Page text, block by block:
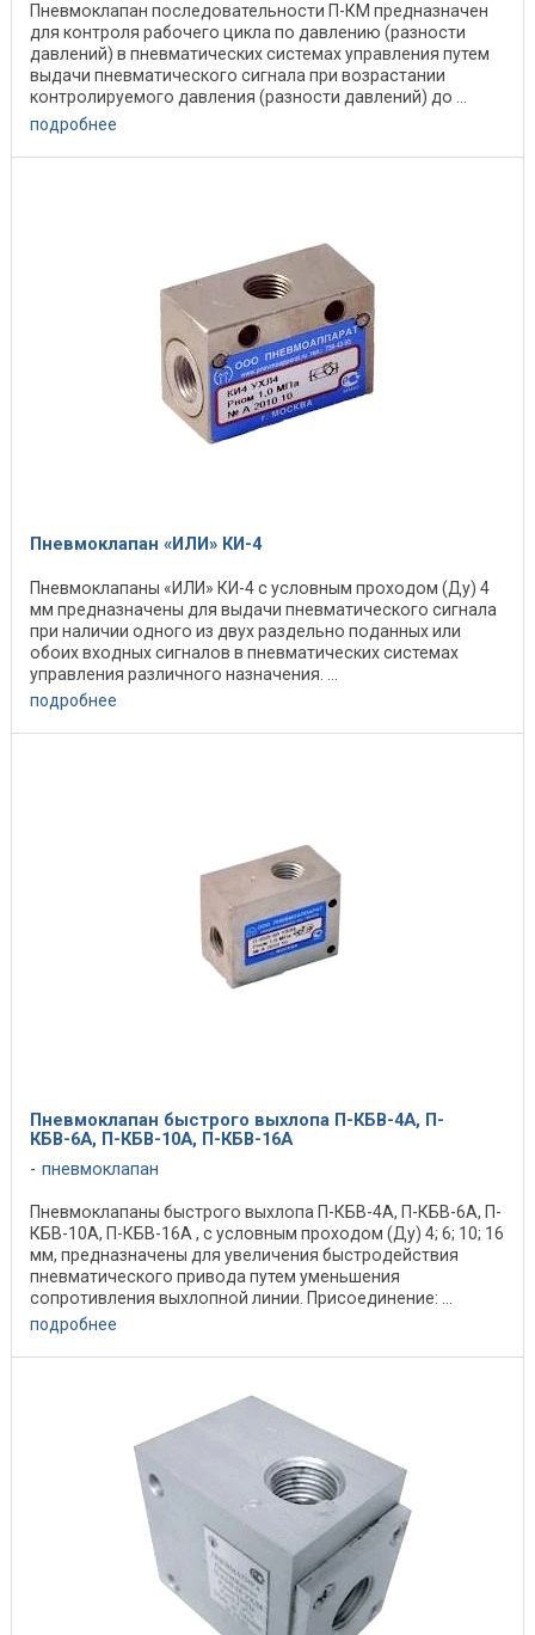
Пневмоклапан последовательности П-КМ предназначен
для контроля рабочего цикла по давлению (разности
давлений) в пневматических системах управления путем
выдачи пневматического сигнала при возрастании
контролируемого давления (разности давлений) до ...
подробнее
Пневмоклапан «ИЛИ» КИ-4
Пневмоклапаны «ИЛИ» КИ-4 с условным проходом (Ду) 4
мм предназначены для выдачи пневматического сигнала
при наличии одного из двух раздельно поданных или
обоих входных сигналов в пневматических системах
управления различного назначения. ...
подробнее
Пневмоклапан быстрого выхлопа П-КБВ-4А, П-
КБВ-6А, П-КБВ-10А, П-КБВ-16А
пневмоклапан
Пневмоклапаны быстрого выхлопа П-КБВ-4А, П-КБВ-6А, П-
КБВ-10А, П-КБВ-16А , с условным проходом (Ду) 4; 6; 10; 16
мм, предназначены для увеличения быстродействия
пневматического привода путем уменьшения
сопротивления выхлопной линии. Присоединение: ...
подробнее